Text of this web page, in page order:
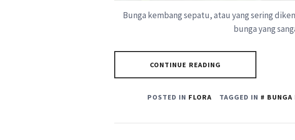
Bunga kembang sepatu, atau yang sering
bunga yang
CONTINUE READING
POSTED IN FLORA TAGGED IN BUNGA